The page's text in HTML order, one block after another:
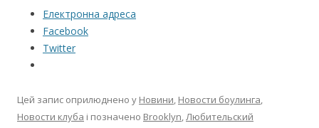
Електронна адреса
Facebook
Twitter
Цей запис оприлюднено у Новини, Новости боулинга,
Новости клуба і позначено Brooklyn,Любительский